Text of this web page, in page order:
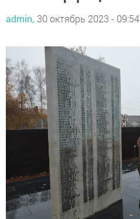
admin, 30 октябрь 2023 - 09:54